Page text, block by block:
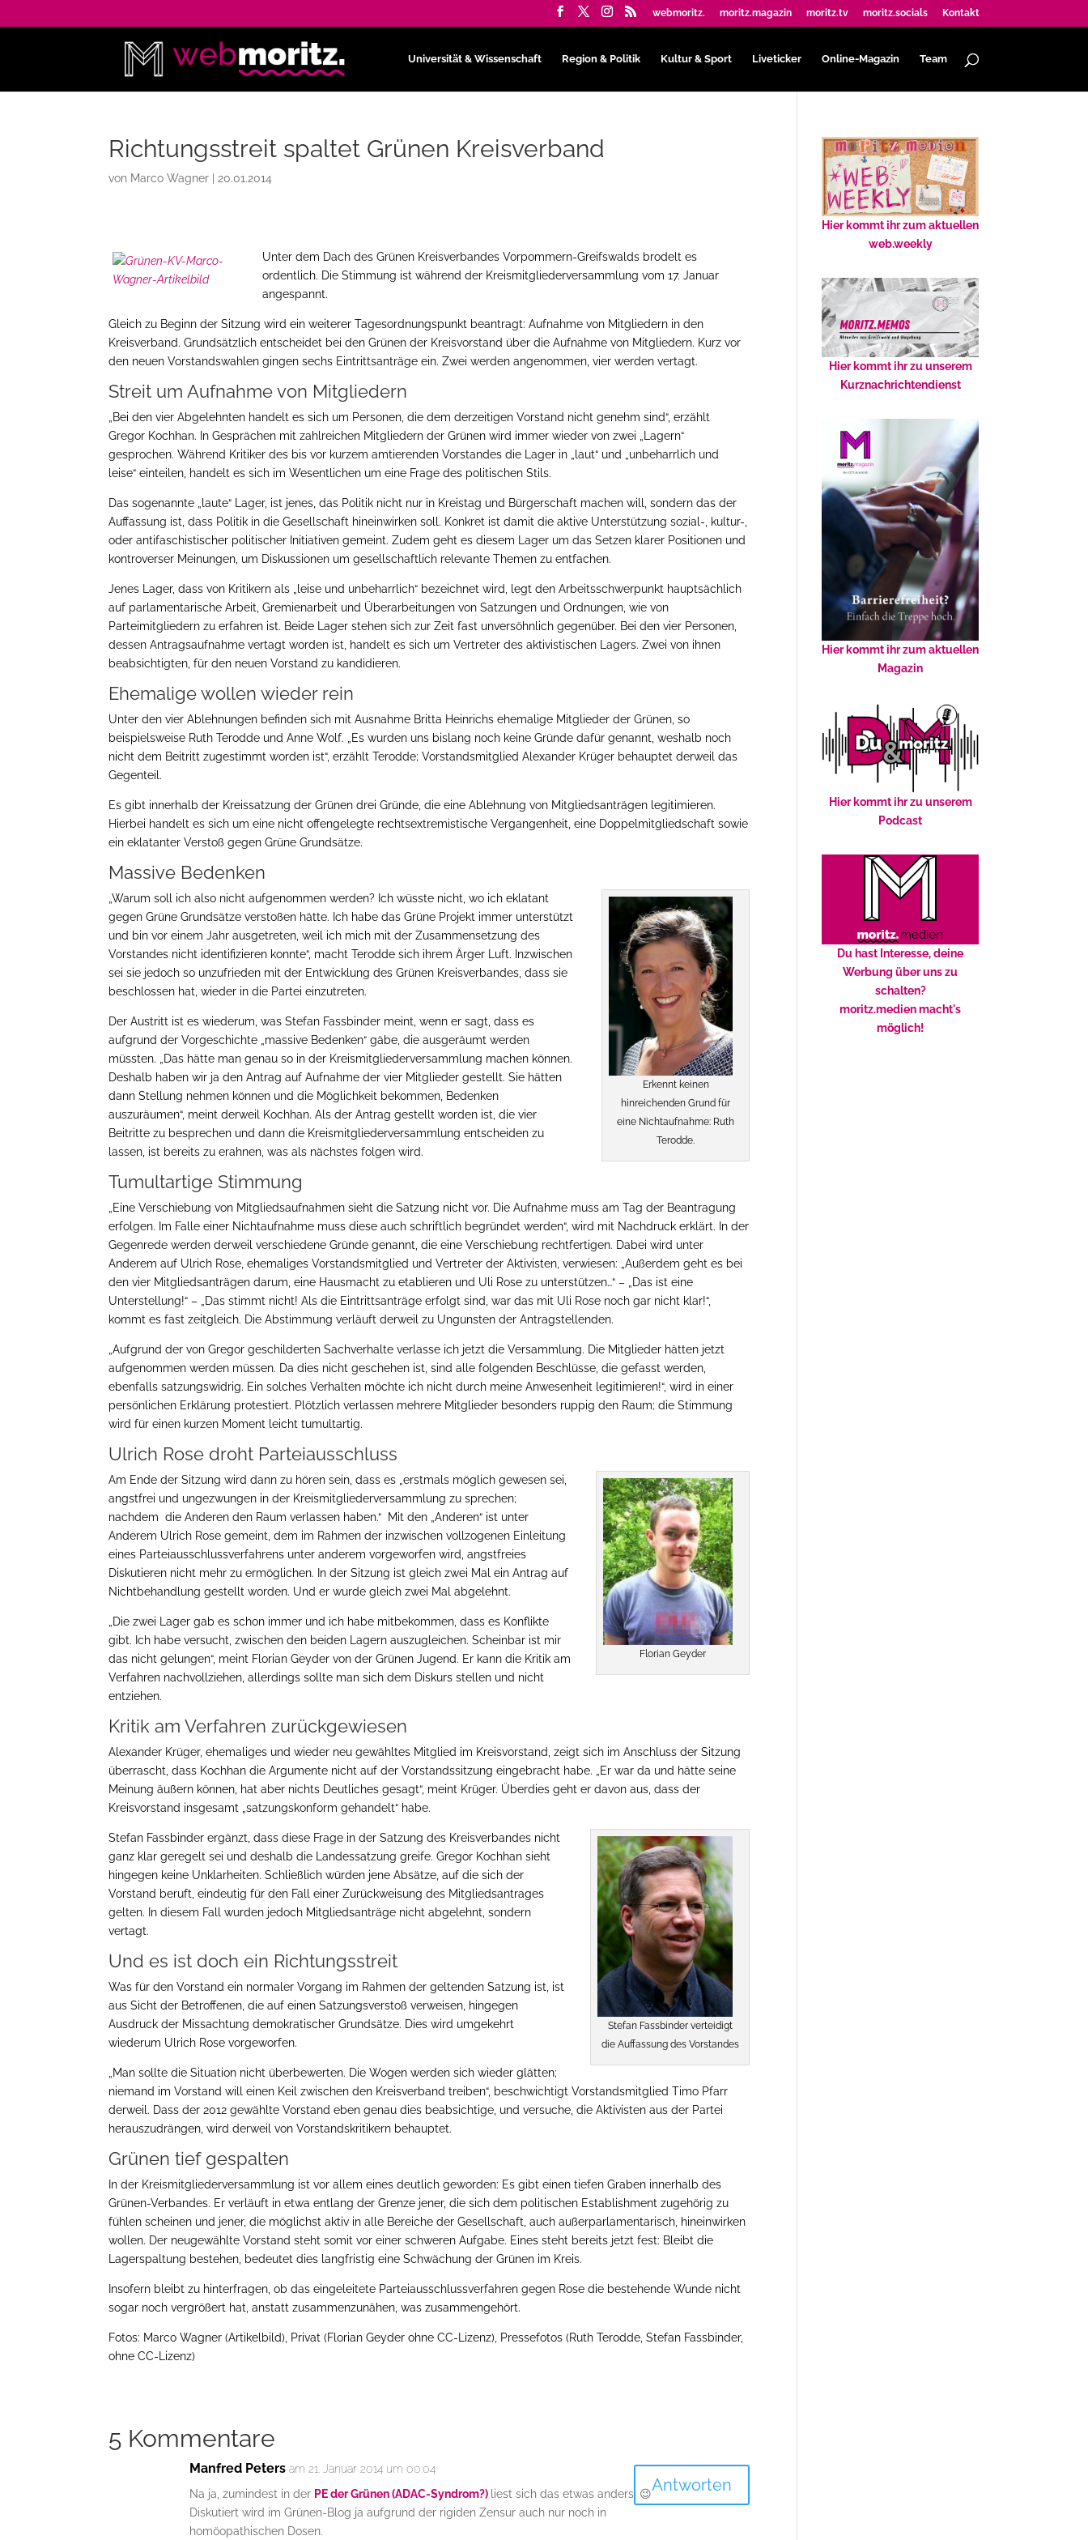
webmoritz. moritz.magazin moritz.tv moritz.socials Kontakt
Universität & Wissenschaft Region & Politik Kultur & Sport Liveticker Online-Magazin Team
Richtungsstreit spaltet Grünen Kreisverband
von Marco Wagner 20.01.2014
Unter dem Dach des Grünen Kreisverbandes Vorpommern-Greifswalds brodelt es
ordentlich. Die Stimmung ist während der Kreismitgliederversammlung vom 17. Januar
angespannt.
Gleich zu Beginn der Sitzung wird ein weiterer Tagesordnungspunkt beantragt: Aufnahme von Mitgliedern in den
Kreisverband. Grundsätzlich entscheidet bei den Grünen der Kreisvorstand über die Aufnahme von Mitgliedern. Kurz vor
den neuen Vorstandswahlen gingen sechs Eintrittsanträge ein. Zwei werden angenommen, vier werden vertagt.
Streit um Aufnahme von Mitgliedern
„Bei den vier Abgelehnten handelt es sich um Personen, die dem derzeitigen Vorstand nicht genehm sind“, erzählt
Gregor Kochhan. In Gesprächen mit zahlreichen Mitgliedern der Grünen wird immer wieder von zwei „Lagern“
gesprochen. Während Kritiker des bis vor kurzem amtierenden Vorstandes die Lager in „laut“ und „unbeharrlich und
leise“ einteilen, handelt es sich im Wesentlichen um eine Frage des politischen Stils.
Das sogenannte „laute“ Lager, ist jenes, das Politik nicht nur in Kreistag und Bürgerschaft machen will, sondern das der
Auffassung ist, dass Politik in die Gesellschaft hineinwirken soll. Konkret ist damit die aktive Unterstützung sozial-, kultur-,
oder antifaschistischer politischer Initiativen gemeint. Zudem geht es diesem Lager um das Setzen klarer Positionen und
kontroverser Meinungen, um Diskussionen um gesellschaftlich relevante Themen zu entfachen.
Jenes Lager, dass von Kritikern als „leise und unbeharrlich“ bezeichnet wird, legt den Arbeitsschwerpunkt hauptsächlich
auf parlamentarische Arbeit, Gremienarbeit und Überarbeitungen von Satzungen und Ordnungen, wie von
Parteimitgliedern zu erfahren ist. Beide Lager stehen sich zur Zeit fast unversöhnlich gegenüber. Bei den vier Personen,
dessen Antragsaufnahme vertagt worden ist, handelt es sich um Vertreter des aktivistischen Lagers. Zwei von ihnen
beabsichtigten, für den neuen Vorstand zu kandidieren.
Ehemalige wollen wieder rein
Unter den vier Ablehnungen befinden sich mit Ausnahme Britta Heinrichs ehemalige Mitglieder der Grünen, so
beispielsweise Ruth Terodde und Anne Wolf. „Es wurden uns bislang noch keine Gründe dafür genannt, weshalb noch
nicht dem Beitritt zugestimmt worden ist“, erzählt Terodde; Vorstandsmitglied Alexander Krüger behauptet derweil das
Gegenteil.
Es gibt innerhalb der Kreissatzung der Grünen drei Gründe, die eine Ablehnung von Mitgliedsanträgen legitimieren.
Hierbei handelt es sich um eine nicht offengelegte rechtsextremistische Vergangenheit, eine Doppelmitgliedschaft sowie
ein eklatanter Verstoß gegen Grüne Grundsätze.
Massive Bedenken
Erkennt keinen
hinreichenden Grund für
eine Nichtaufnahme: Ruth
Terodde.
„Warum soll ich also nicht aufgenommen werden? Ich wüsste nicht, wo ich eklatant
gegen Grüne Grundsätze verstoßen hätte. Ich habe das Grüne Projekt immer unterstützt
und bin vor einem Jahr ausgetreten, weil ich mich mit der Zusammensetzung des
Vorstandes nicht identifizieren konnte“, macht Terodde sich ihrem Ärger Luft. Inzwischen
sei sie jedoch so unzufrieden mit der Entwicklung des Grünen Kreisverbandes, dass sie
beschlossen hat, wieder in die Partei einzutreten.
Der Austritt ist es wiederum, was Stefan Fassbinder meint, wenn er sagt, dass es
aufgrund der Vorgeschichte „massive Bedenken“ gäbe, die ausgeräumt werden
müssten. „Das hätte man genau so in der Kreismitgliederversammlung machen können.
Deshalb haben wir ja den Antrag auf Aufnahme der vier Mitglieder gestellt. Sie hätten
dann Stellung nehmen können und die Möglichkeit bekommen, Bedenken
auszuräumen“, meint derweil Kochhan. Als der Antrag gestellt worden ist, die vier
Beitritte zu besprechen und dann die Kreismitgliederversammlung entscheiden zu
lassen, ist bereits zu erahnen, was als nächstes folgen wird.
Tumultartige Stimmung
„Eine Verschiebung von Mitgliedsaufnahmen sieht die Satzung nicht vor. Die Aufnahme muss am Tag der Beantragung
erfolgen. Im Falle einer Nichtaufnahme muss diese auch schriftlich begründet werden“, wird mit Nachdruck erklärt. In der
Gegenrede werden derweil verschiedene Gründe genannt, die eine Verschiebung rechtfertigen. Dabei wird unter
Anderem auf Ulrich Rose, ehemaliges Vorstandsmitglied und Vertreter der Aktivisten, verwiesen: „Außerdem geht es bei
den vier Mitgliedsanträgen darum, eine Hausmacht zu etablieren und Uli Rose zu unterstützen…“ – „Das ist eine
Unterstellung!“ – „Das stimmt nicht! Als die Eintrittsanträge erfolgt sind, war das mit Uli Rose noch gar nicht klar!“,
kommt es fast zeitgleich. Die Abstimmung verläuft derweil zu Ungunsten der Antragstellenden.
„Aufgrund der von Gregor geschilderten Sachverhalte verlasse ich jetzt die Versammlung. Die Mitglieder hätten jetzt
aufgenommen werden müssen. Da dies nicht geschehen ist, sind alle folgenden Beschlüsse, die gefasst werden,
ebenfalls satzungswidrig. Ein solches Verhalten möchte ich nicht durch meine Anwesenheit legitimieren!“, wird in einer
persönlichen Erklärung protestiert. Plötzlich verlassen mehrere Mitglieder besonders ruppig den Raum; die Stimmung
wird für einen kurzen Moment leicht tumultartig.
Ulrich Rose droht Parteiausschluss
Florian Geyder
Am Ende der Sitzung wird dann zu hören sein, dass es „erstmals möglich gewesen sei,
angstfrei und ungezwungen in der Kreismitgliederversammlung zu sprechen;
nachdem die Anderen den Raum verlassen haben.“ Mit den „Anderen“ ist unter
Anderem Ulrich Rose gemeint, dem im Rahmen der inzwischen vollzogenen Einleitung
eines Parteiausschlussverfahrens unter anderem vorgeworfen wird, angstfreies
Diskutieren nicht mehr zu ermöglichen. In der Sitzung ist gleich zwei Mal ein Antrag auf
Nichtbehandlung gestellt worden. Und er wurde gleich zwei Mal abgelehnt.
„Die zwei Lager gab es schon immer und ich habe mitbekommen, dass es Konflikte
gibt. Ich habe versucht, zwischen den beiden Lagern auszugleichen. Scheinbar ist mir
das nicht gelungen“, meint Florian Geyder von der Grünen Jugend. Er kann die Kritik am
Verfahren nachvollziehen, allerdings sollte man sich dem Diskurs stellen und nicht
entziehen.
Kritik am Verfahren zurückgewiesen
Alexander Krüger, ehemaliges und wieder neu gewähltes Mitglied im Kreisvorstand, zeigt sich im Anschluss der Sitzung
überrascht, dass Kochhan die Argumente nicht auf der Vorstandssitzung eingebracht habe. „Er war da und hätte seine
Meinung äußern können, hat aber nichts Deutliches gesagt“, meint Krüger. Überdies geht er davon aus, dass der
Kreisvorstand insgesamt „satzungskonform gehandelt“ habe.
Stefan Fassbinder verteidigt
die Auffassung des Vorstandes
Stefan Fassbinder ergänzt, dass diese Frage in der Satzung des Kreisverbandes nicht
ganz klar geregelt sei und deshalb die Landessatzung greife. Gregor Kochhan sieht
hingegen keine Unklarheiten. Schließlich würden jene Absätze, auf die sich der
Vorstand beruft, eindeutig für den Fall einer Zurückweisung des Mitgliedsantrages
gelten. In diesem Fall wurden jedoch Mitgliedsanträge nicht abgelehnt, sondern
vertagt.
Und es ist doch ein Richtungsstreit
Was für den Vorstand ein normaler Vorgang im Rahmen der geltenden Satzung ist, ist
aus Sicht der Betroffenen, die auf einen Satzungsverstoß verweisen, hingegen
Ausdruck der Missachtung demokratischer Grundsätze. Dies wird umgekehrt
wiederum Ulrich Rose vorgeworfen.
„Man sollte die Situation nicht überbewerten. Die Wogen werden sich wieder glätten;
niemand im Vorstand will einen Keil zwischen den Kreisverband treiben“, beschwichtigt Vorstandsmitglied Timo Pfarr
derweil. Dass der 2012 gewählte Vorstand eben genau dies beabsichtige, und versuche, die Aktivisten aus der Partei
herauszudrängen, wird derweil von Vorstandskritikern behauptet.
Grünen tief gespalten
In der Kreismitgliederversammlung ist vor allem eines deutlich geworden: Es gibt einen tiefen Graben innerhalb des
Grünen-Verbandes. Er verläuft in etwa entlang der Grenze jener, die sich dem politischen Establishment zugehörig zu
fühlen scheinen und jener, die möglichst aktiv in alle Bereiche der Gesellschaft, auch außerparlamentarisch, hineinwirken
wollen. Der neugewählte Vorstand steht somit vor einer schweren Aufgabe. Eines steht bereits jetzt fest: Bleibt die
Lagerspaltung bestehen, bedeutet dies langfristig eine Schwächung der Grünen im Kreis.
Insofern bleibt zu hinterfragen, ob das eingeleitete Parteiausschlussverfahren gegen Rose die bestehende Wunde nicht
sogar noch vergrößert hat, anstatt zusammenzunähen, was zusammengehört.
Fotos: Marco Wagner (Artikelbild), Privat (Florian Geyder ohne CC-Lizenz), Pressefotos (Ruth Terodde, Stefan Fassbinder,
ohne CC-Lizenz)
5 Kommentare
Manfred Peters am 21. Januar 2014 um 00:04
Na ja, zumindest in der PE der Grünen (ADAC-Syndrom?) liest sich das etwas anders. 😉
Diskutiert wird im Grünen-Blog ja aufgrund der rigiden Zensur auch nur noch in
homöopathischen Dosen.
Antworten
Hier kommt ihr zum aktuellen
web.weekly
Hier kommt ihr zu unserem
Kurznachrichtendienst
Hier kommt ihr zum aktuellen
Magazin
Hier kommt ihr zu unserem
Podcast
Du hast Interesse, deine
Werbung über uns zu
schalten?
moritz.medien macht's
möglich!